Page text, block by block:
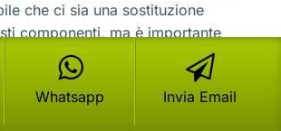
che ci sia una sostituzione
componenti, ma è importante
collegamento perfetto con gli altri
elettrica è uno dei
da parte dei tecnici per capire
consumi energetici che la
Whatsapp Invia Email